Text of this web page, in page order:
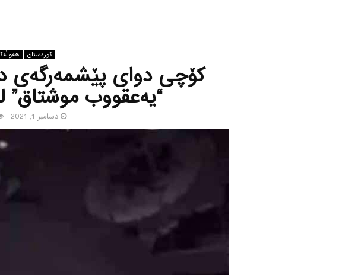
كوردستان
كۆچی دوای پێشمه‌رگه‌ی
“یه‌عقووب موشتاق”
دسامبر 1, 2021